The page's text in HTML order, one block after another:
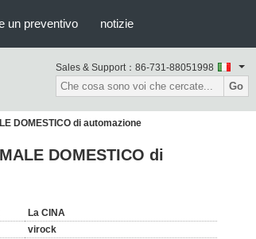
un preventivo notizie
Sales & Support： 86-731-88051998
Go
DOMESTICO di automazione
DOMESTICO di
La CINA
virock